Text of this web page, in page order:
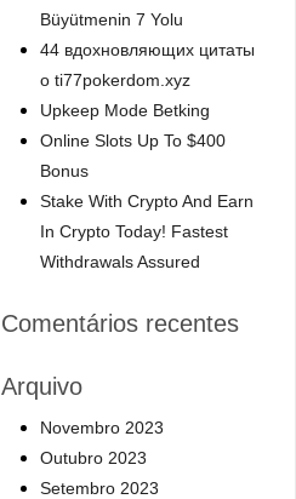
Büyütmenin 7 Yolu
44 вдохновляющих цитаты
о ti77pokerdom.xyz
Upkeep Mode Betking
Online Slots Up To $400
Bonus
Stake With Crypto And Earn
In Crypto Today! Fastest
Withdrawals Assured
Comentários recentes
Arquivo
Novembro 2023
Outubro 2023
Setembro 2023